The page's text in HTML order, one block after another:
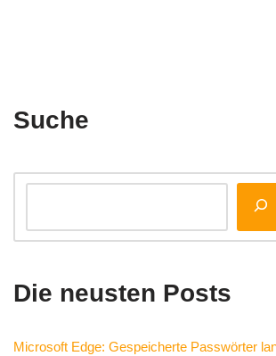
Suche
Die neusten Posts
Microsoft Edge: Gespeicherte Passwörter